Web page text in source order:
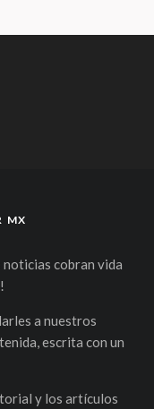
MX
noticias cobran vida
a nuestros
escrita con un
y los artículos